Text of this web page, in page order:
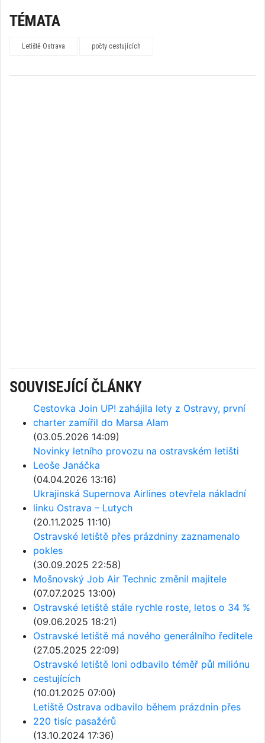
TÉMATA
Letiště Ostrava počty cestujících
SOUVISEJÍCÍ ČLÁNKY
Cestovka Join UP! zahájila lety z Ostravy, první
charter zamířil do Marsa Alam
(03.05.2026 14:09)
Novinky letního provozu na ostravském letišti
Leoše Janáčka
(04.04.2026 13:16)
Ukrajinská Supernova Airlines otevřela nákladní
linku Ostrava – Lutych
(20.11.2025 11:10)
Ostravské letiště přes prázdniny zaznamenalo
pokles
(30.09.2025 22:58)
Mošnovský Job Air Technic změnil majitele
(07.07.2025 13:00)
Ostravské letiště stále rychle roste, letos o 34 %
(09.06.2025 18:21)
Ostravské letiště má nového generálního ředitele
(27.05.2025 22:09)
Ostravské letiště loni odbavilo téměř půl miliónu
cestujících
(10.01.2025 07:00)
Letiště Ostrava odbavilo během prázdnin přes
220 tisíc pasažérů
(13.10.2024 17:36)